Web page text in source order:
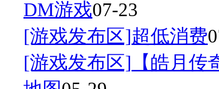
DM游戏07-23
[游戏发布区]超低消费
[游戏发布区] 【皓月